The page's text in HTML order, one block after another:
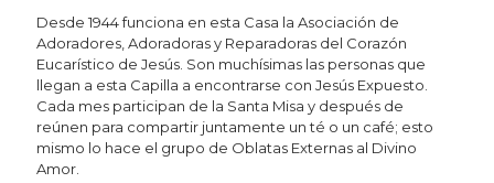
Desde 1944 funciona en esta Casa la Asociación de
Adoradores, Adoradoras y Reparadoras del Corazón
Eucarístico de Jesús. Son muchísimas las personas que
llegan a esta Capilla a encontrarse con Jesús Expuesto.
Cada mes participan de la Santa Misa y después de
reúnen para compartir juntamente un té o un café; esto
mismo lo hace el grupo de Oblatas Externas al Divino
Amor.